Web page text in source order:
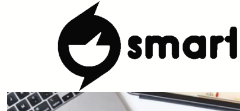
CARACTERISTICAS